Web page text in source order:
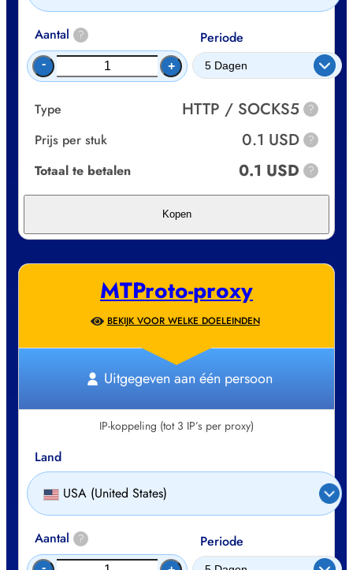
Aantal ?
- +
Periode
Type HTTP / SOCKS5 ?
Prijs per stuk 0.1 USD ?
Totaal te betalen 0.1 USD ?
Kopen
MTProto-proxy
BEKIJK VOOR WELKE DOELEINDEN
Uitgegeven aan één persoon
IP-koppeling (tot 3 IP’s per proxy)
Land
USA (United States)
Aantal ?
-
Periode